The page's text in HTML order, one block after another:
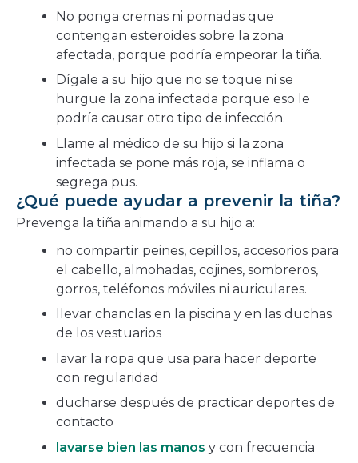
No ponga cremas ni pomadas que
contengan esteroides sobre la zona
afectada, porque podría empeorar la tiña.
Dígale a su hijo que no se toque ni se
hurgue la zona infectada porque eso le
podría causar otro tipo de infección.
Llame al médico de su hijo si la zona
infectada se pone más roja, se inflama o
segrega pus.
¿Qué puede ayudar a prevenir la tiña?
Prevenga la tiña animando a su hijo a:
no compartir peines, cepillos, accesorios para
el cabello, almohadas, cojines, sombreros,
gorros, teléfonos móviles ni auriculares.
llevar chanclas en la piscina y en las duchas
de los vestuarios
lavar la ropa que usa para hacer deporte
con regularidad
ducharse después de practicar deportes de
contacto
lavarse bien las manos y con frecuencia